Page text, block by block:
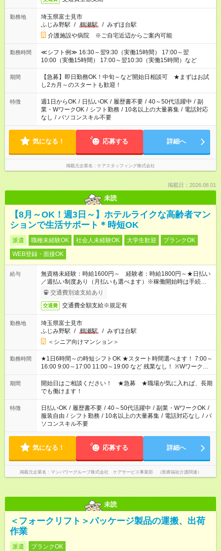
勤務地
埼玉県富士見市
ふじみ野駅 / 鶴瀬駅 / みずほ台駅
介護施設や病院 ※ご自宅近辺からご案内可能
勤務時間
≪シフト例≫ 16:30～翌9:30（実働15時間） 17:00～翌
10:00（実働15時間） 17:00～翌10:30（実働15時間）など
期間
【急募】即日勤務OK！中旬～など開始日相談可 ★まずはお試
し2カ月～のスタートも歓迎！
特徴 週1日からOK / 日払いOK / 履歴書不要 / 40～50代活躍中 / 副
業・WワークOK / シフト勤務 / 10名以上の大量募集 / 電話対応
なし / パソコンスキル不要
気になる！ 応募する 詳細へ
掲載元企業名 ケアスタッフィング株式会社
掲載日：2026.08.01
未読
【8月～OK！週3日～】ホテルライクな高齢者マン
ションで生活サポート＊時短OK
派遣 職種未経験OK 社会人未経験OK 大学生歓迎
ブランクOK
WEB登録・面接OK
給与
無資格未経験：時給1600円～ 経験者：時給1800円～★日払い
／週払い制度あり（月払いも選べます）※稼働開始時は手続き完
了次第のお支払いとなります。
交通費別途支給あり
交通費 交通費全額支給※規定有
勤務地
埼玉県富士見市
ふじみ野駅 / 鶴瀬駅 / みずほ台駅
＜シニア向けマンション＞
勤務時間
★1日6時間～の時短シフトOK ★スタート時間選べます！ 7:00～
16:00 9:00～17:00 11:00～19:00 など 残業なし！ ※Wワークの
場合、他のお仕事と合わせ週40時間超の就業はご案内できませ
ん ※法令に基づき、週20時間以上勤務は社会保険への加入対象
となります ※労働者派遣法（日雇い派遣の原則禁止）により、
短時間・短期間の就業はご案内が難しい場合があります
期間
開始日はご相談ください！ ★急募 ★職場が気に入れば、長期
でも働けます！
特徴 日払いOK / 履歴書不要 / 40～50代活躍中 / 副業・WワークOK /
服装自由 / シフト勤務 / 10名以上の大量募集 / 電話対応なし / パ
ソコンスキル不要
気になる！ 応募する 詳細へ
掲載元企業名 マンパワーグループ株式会社 ケアサービス事業部 （医療福祉介護関連）
未読
＜フォークリフト＞パッケージ製品の運搬、出荷
作業
派遣 ブランクOK